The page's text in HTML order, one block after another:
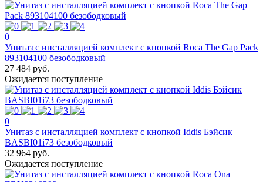
0
Унитаз с инсталляцией комплект с кнопкой Roca The Gap Pack
893104100 безободковый
27 484 руб.
Ожидается поступление
0
Унитаз с инсталляцией комплект с кнопкой Iddis Бэйсик
BASBI01i73 безободковый
32 964 руб.
Ожидается поступление